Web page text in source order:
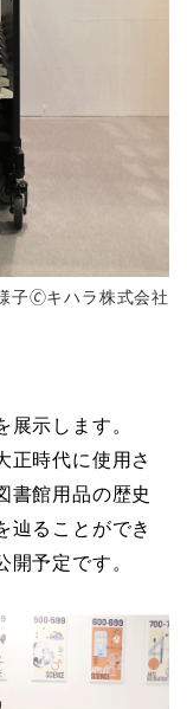
子🄫キハラ株式会社
示します。
正時代に使用さ
書館用品の歴史
辿ることができ
開予定です。